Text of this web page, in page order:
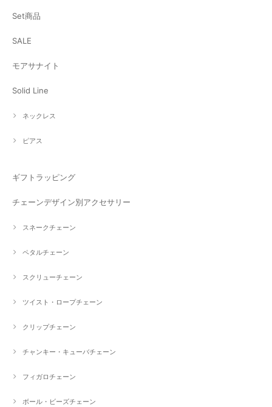
Set商品
SALE
モアサナイト
Solid Line
ネックレス
ピアス
ギフトラッピング
チェーンデザイン別アクセサリー
スネークチェーン
ペタルチェーン
スクリューチェーン
ツイスト・ロープチェーン
クリップチェーン
チャンキー・キューバチェーン
フィガロチェーン
ボール・ビーズチェーン